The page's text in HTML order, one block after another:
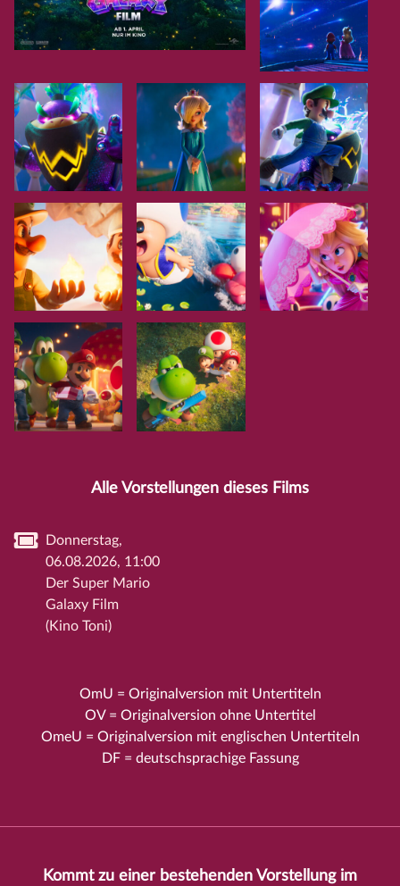
Alle Vorstellungen dieses Films
Donnerstag,
06.08.2026, 11:00
Der Super Mario
Galaxy Film
(Kino Toni)
OmU = Originalversion mit Untertiteln
OV = Originalversion ohne Untertitel
OmeU = Originalversion mit englischen Untertiteln
DF = deutschsprachige Fassung
Kommt zu einer bestehenden Vorstellung im